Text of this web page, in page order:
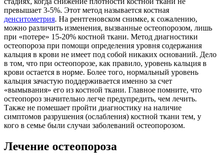
превышает 3-5%. Этот метод называется костная
денситометрия. На рентгеновском снимке, к сожалению,
можно различить изменения, вызванные остеопорозом, лишь
при «потере» 15-20% костной ткани. Метод диагностики
остеопороза при помощи определения уровня содержания
кальция в крови не имеет под собой никаких оснований. Дело
в том, что при остеопорозе, как правило, уровень кальция в
крови остается в норме. Более того, нормальный уровень
кальция зачастую поддерживается именно за счет
«вымывания» его из костной ткани. Главное помните, что
остеопороз значительно легче предупредить, чем лечить.
Также не помешает пройти диагностику на наличие
симптомов разрушения (ослабления) костной ткани тем, у
кого в семье были случаи заболеваний остеопорозом.
Лечение остеопороза